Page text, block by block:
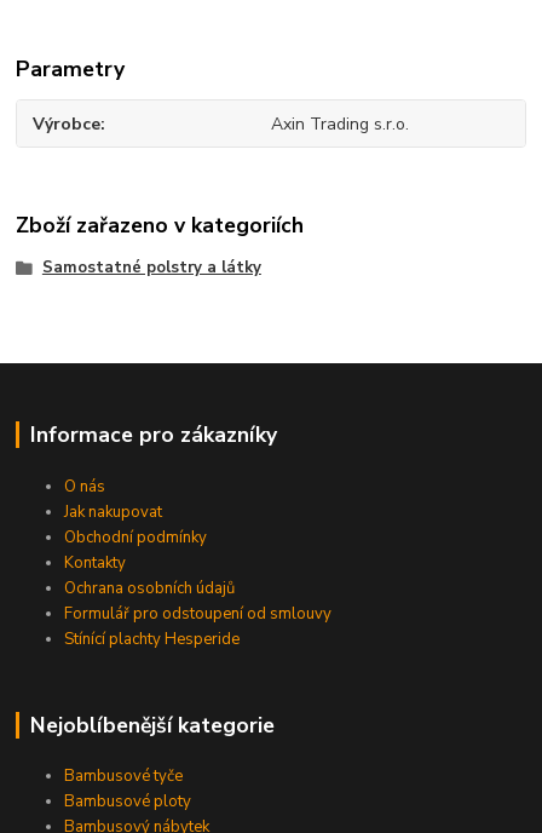
Parametry
Výrobce Axin Trading s.r.o.
Zboží zařazeno v kategoriích
Samostatné polstry a látky
Informace pro zákazníky
O nás
Jak nakupovat
Obchodní podmínky
Kontakty
Ochrana osobních údajů
Formulář pro odstoupení od smlouvy
Stínící plachty Hesperide
Nejoblíbenější kategorie
Bambusové tyče
Bambusové ploty
Bambusový nábytek